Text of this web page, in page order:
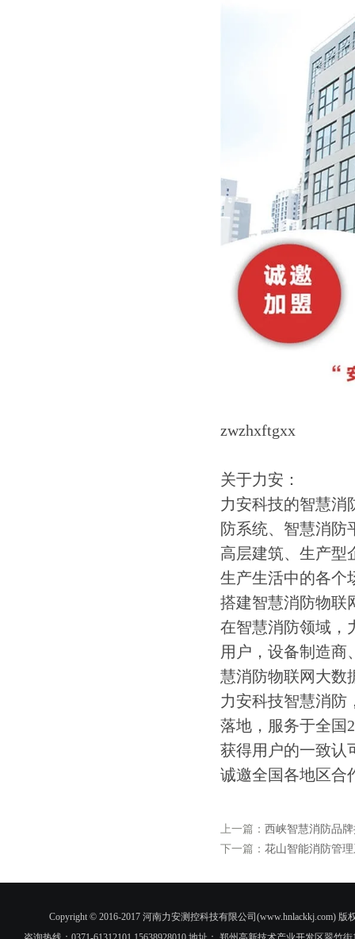
zwzhxftgxx
关于力安：
力安科技的智慧消
防系统、智慧消防
高层建筑、生产型
生产生活中的各个
搭建智慧消防物联
在智慧消防领域，
用户，设备制造商
慧消防物联网大数
力安科技智慧消防
落地，服务于全国
获得用户的一致认
诚邀全国各地区合
上一篇： 西峡智慧消防品
下一篇： 花山智能消防管
Copyright © 2016-2017 河南力安测控科技有限公司(www.hnlackkj.com)